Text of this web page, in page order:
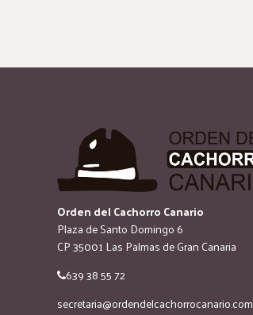
Orden del Cachorro Canario
Plaza de Santo Domingo 6
CP 35001 Las Palmas de Gran Canaria
639 38 55 72
secretaria@ordendelcachorrocanario.com